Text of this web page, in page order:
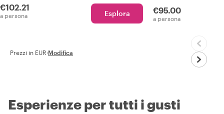
€102.21
a persona Esplora €95.00
a persona
Prezzi in EUR·Modifica
Esperienze per tutti i gusti